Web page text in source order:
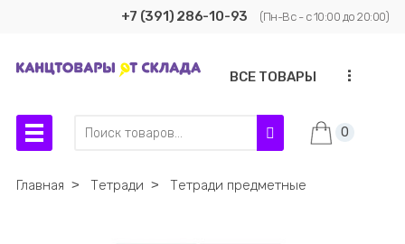
+7 (391) 286-10-93 (Пн-Вс - с 10:00 до 20:00)
ВСЕ ТОВАРЫ ...
0
Главная ˃ Тетради ˃ Тетради предметные